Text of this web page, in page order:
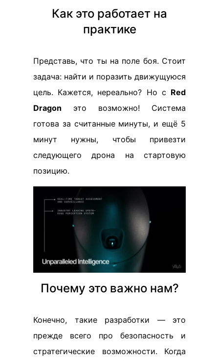
Как это работает на
практике
Представь, что ты на поле боя. Стоит
задача: найти и поразить движущуюся
цель. Кажется, нереально? Но с Red
Dragon это возможно! Система
готова за считанные минуты, и ещё 5
минут нужны, чтобы привезти
следующего дрона на стартовую
позицию.
Почему это важно нам?
Конечно, такие разработки — это
прежде всего про безопасность и
стратегические возможности. Когда